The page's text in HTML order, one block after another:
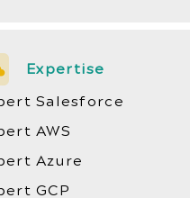
Expertise
Salesforce
AWS
Azure
GCP